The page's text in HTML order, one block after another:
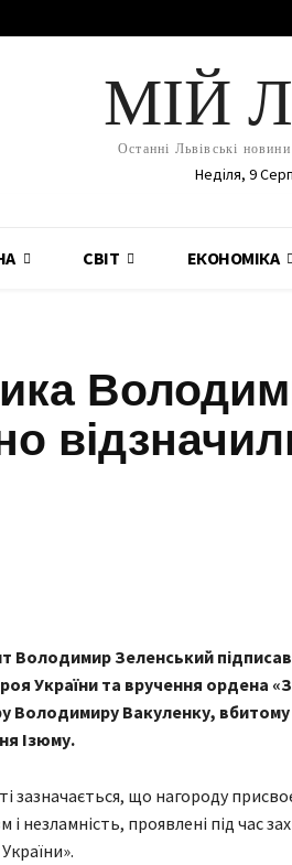
МІЙ
Останні Львівські новини
Неділя, 9
СВІТ ЕКОНОМІКА
Володимир Зеленський
України та вручення ордена
Володимиру Вакуленку, вбитому
Ізюму.
зазначається, що нагороду
і незламність, проявлені під час
України».